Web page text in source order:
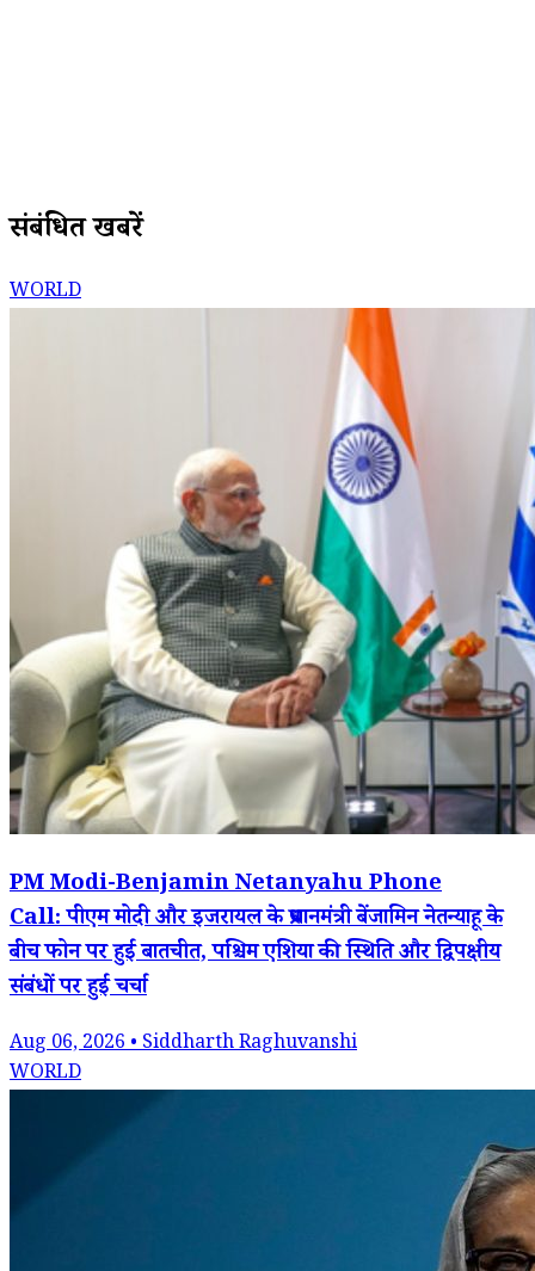
संबंधित खबरें
WORLD
PM Modi-Benjamin Netanyahu Phone
Call: पीएम मोदी और इजरायल के प्रधानमंत्री बेंजामिन नेतन्याहू के
बीच फोन पर हुई बातचीत, पश्चिम एशिया की स्थिति और द्विपक्षीय
संबंधों पर हुई चर्चा
Aug 06, 2026 • Siddharth Raghuvanshi
WORLD